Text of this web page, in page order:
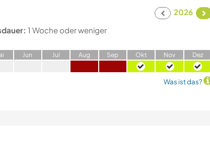
2026
1 Woche oder weniger
Jun Jul Aug Sep Okt Nov Dez
Was ist das?